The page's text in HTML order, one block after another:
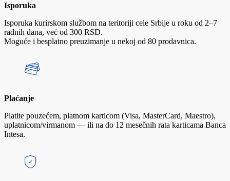
Isporuka
Isporuka kurirskom službom na teritoriji cele Srbije u roku od 2–7
radnih dana, već od 300 RSD.
Moguće i besplatno preuzimanje u nekoj od 80 prodavnica.
Plaćanje
Platite pouzećem, platnom karticom (Visa, MasterCard, Maestro),
uplatnicom/virmanom — ili na do 12 mesečnih rata karticama Banca
Intesa.